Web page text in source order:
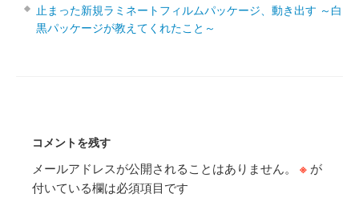
止まった新規ラミネートフィルムパッケージ、動き出す ～白
黒パッケージが教えてくれたこと～
コメントを残す
メールアドレスが公開されることはありません。 ※ が
付いている欄は必須項目です